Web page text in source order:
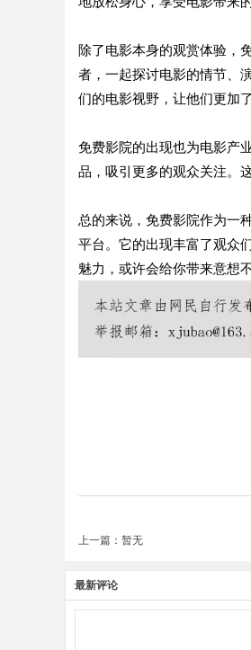
除了电影本身的观赏体验，
者，一起探讨电影的情节、
们的电影视野，让他们更加
免费影院的出现也为电影产
品，吸引更多的观众关注。
总的来说，免费影院作为一
平台。它的出现丰富了观众
魅力，或许会给你带来意想
上一篇：暂无
最新评论